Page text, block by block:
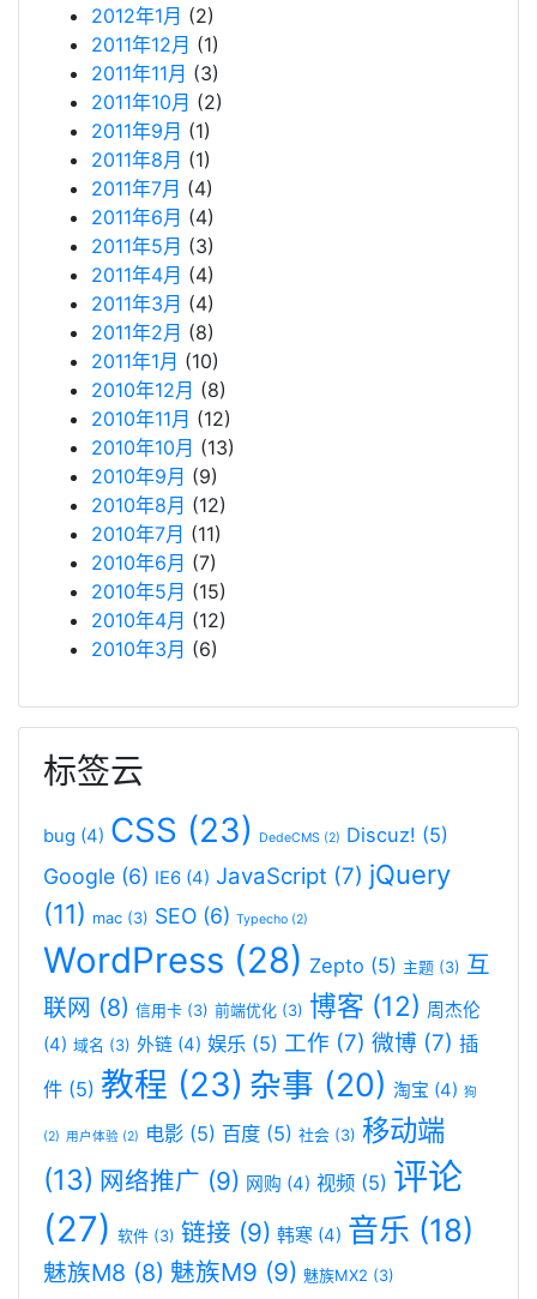
2012年1月 (2)
2011年12月 (1)
2011年11月 (3)
2011年10月 (2)
2011年9月 (1)
2011年8月 (1)
2011年7月 (4)
2011年6月 (4)
2011年5月 (3)
2011年4月 (4)
2011年3月 (4)
2011年2月 (8)
2011年1月 (10)
2010年12月 (8)
2010年11月 (12)
2010年10月 (13)
2010年9月 (9)
2010年8月 (12)
2010年7月 (11)
2010年6月 (7)
2010年5月 (15)
2010年4月 (12)
2010年3月 (6)
标签云
bug (4) CSS (23) DedeCMS (2) Discuz! (5)
Google (6) IE6 (4) JavaScript (7) jQuery
(11) mac (3) SEO (6) Typecho (2)
WordPress (28) Zepto (5) 主题 (3) 互
联网 (8) 信用卡 (3) 前端优化 (3) 博客 (12) 周杰伦
(4) 域名 (3) 外链 (4) 娱乐 (5) 工作 (7) 微博 (7) 插
件 (5) 教程 (23) 杂事 (20) 淘宝 (4) 狗
(2) 用户体验 (2) 电影 (5) 百度 (5) 社会 (3) 移动端
(13) 网络推广 (9) 网购 (4) 视频 (5) 评论
(27) 软件 (3) 链接 (9) 韩寒 (4) 音乐 (18)
魅族M8 (8) 魅族M9 (9) 魅族MX2 (3)